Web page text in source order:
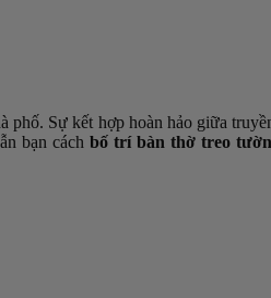
Sự kết hợp hoàn hảo giữa
bạn cách bố trí bàn thờ treo